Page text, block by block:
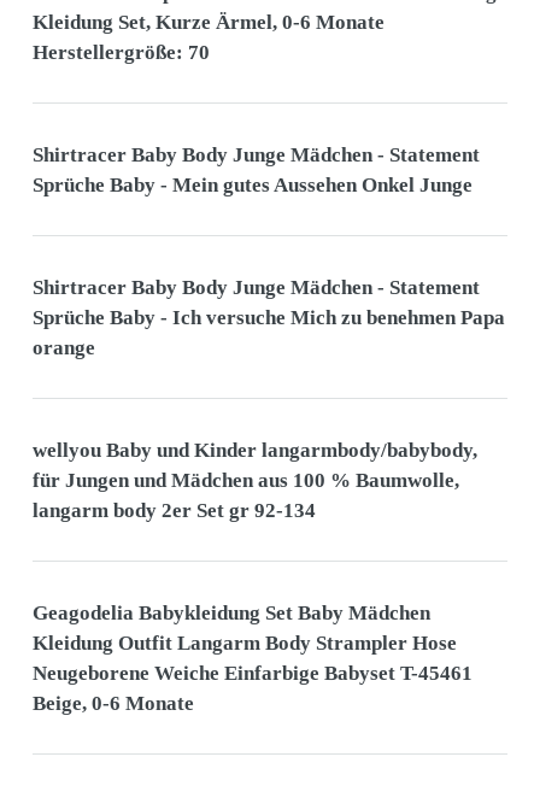
Kleidung Set, Kurze Ärmel, 0-6 Monate
Herstellergröße: 70
Shirtracer Baby Body Junge Mädchen - Statement
Sprüche Baby - Mein gutes Aussehen Onkel Junge
Shirtracer Baby Body Junge Mädchen - Statement
Sprüche Baby - Ich versuche Mich zu benehmen Papa
orange
wellyou Baby und Kinder langarmbody/babybody,
für Jungen und Mädchen aus 100 % Baumwolle,
langarm body 2er Set gr 92-134
Geagodelia Babykleidung Set Baby Mädchen
Kleidung Outfit Langarm Body Strampler Hose
Neugeborene Weiche Einfarbige Babyset T-45461
Beige, 0-6 Monate